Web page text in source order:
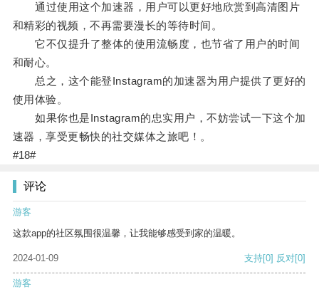
通过使用这个加速器，用户可以更好地欣赏到高清图片
和精彩的视频，不再需要漫长的等待时间。
它不仅提升了整体的使用流畅度，也节省了用户的时间
和耐心。
总之，这个能登Instagram的加速器为用户提供了更好的
使用体验。
如果你也是Instagram的忠实用户，不妨尝试一下这个加
速器，享受更畅快的社交媒体之旅吧！。
#18#
评论
游客
这款app的社区氛围很温馨，让我能够感受到家的温暖。
2024-01-09 支持[0] 反对[0]
游客